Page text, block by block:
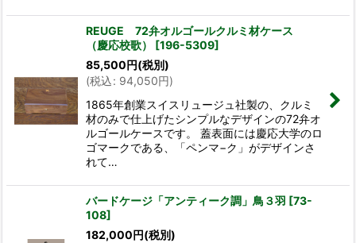
REUGE 72弁オルゴールクルミ材ケース
（慶応校歌）
[196-5309]
85,500円(税別)
(税込: 94,050円)
1865年創業スイスリュージュ社製の、クルミ
材のみで仕上げたシンプルなデザインの72弁オ
ルゴールケースです。 蓋表面には慶応大学のロ
ゴマークである、「ペンマ−ク」がデザインさ
れて…
バードケージ「アンティーク調」鳥３羽 [73-
108]
182,000円(税別)